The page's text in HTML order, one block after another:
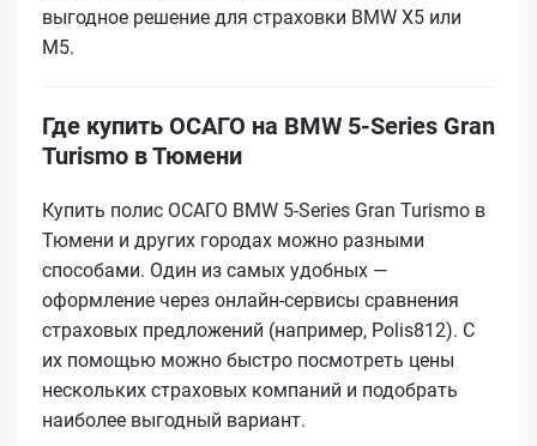
выгодное решение для страховки BMW X5 или
M5.
Где купить ОСАГО на BMW 5-Series Gran
Turismo в Тюмени
Купить полис ОСАГО BMW 5-Series Gran Turismo в
Тюмени и других городах можно разными
способами. Один из самых удобных —
оформление через онлайн-сервисы сравнения
страховых предложений (например, Polis812). С
их помощью можно быстро посмотреть цены
нескольких страховых компаний и подобрать
наиболее выгодный вариант.